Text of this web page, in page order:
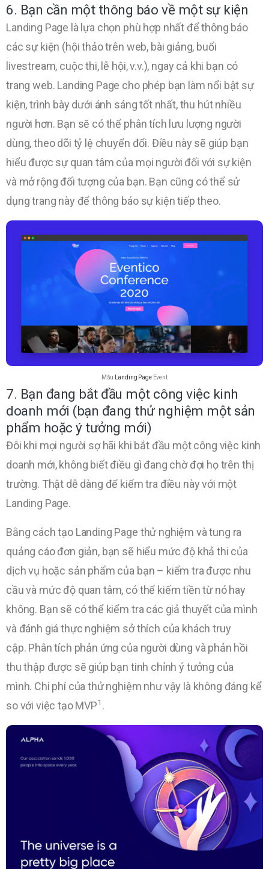
6. Bạn cần một thông báo về một sự kiện
Landing Page là lựa chọn phù hợp nhất để thông báo
các sự kiện (hội thảo trên web, bài giảng, buổi
livestream, cuộc thi, lễ hội, v.v.), ngay cả khi bạn có
trang web. Landing Page cho phép bạn làm nổi bật sự
kiện, trình bày dưới ánh sáng tốt nhất, thu hút nhiều
người hơn. Bạn sẽ có thể phân tích lưu lượng người
dùng, theo dõi tỷ lệ chuyển đổi. Điều này sẽ giúp bạn
hiểu được sự quan tâm của mọi người đối với sự kiện
và mở rộng đối tượng của bạn. Bạn cũng có thể sử
dụng trang này để thông báo sự kiện tiếp theo.
Mẫu Landing PageEvent
7. Bạn đang bắt đầu một công việc kinh
doanh mới (bạn đang thử nghiệm một sản
phẩm hoặc ý tưởng mới)
Đôi khi mọi người sợ hãi khi bắt đầu một công việc kinh
doanh mới, không biết điều gì đang chờ đợi họ trên thị
trường. Thật dễ dàng để kiểm tra điều này với một
Landing Page.
Bằng cách tạo Landing Page thử nghiệm và tung ra
quảng cáo đơn giản, bạn sẽ hiểu mức độ khả thi của
dịch vụ hoặc sản phẩm của bạn – kiểm tra được nhu
cầu và mức độ quan tâm, có thể kiếm tiền từ nó hay
không. Bạn sẽ có thể kiểm tra các giả thuyết của mình
và đánh giá thực nghiệm sở thích của khách truy
cập. Phân tích phản ứng của người dùng và phản hồi
thu thập được sẽ giúp bạn tinh chỉnh ý tưởng của
mình. Chi phí của thử nghiệm như vậy là không đáng kể
so với việc tạo MVP1 .